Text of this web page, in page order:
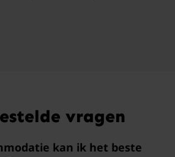
vragen
kan ik het beste